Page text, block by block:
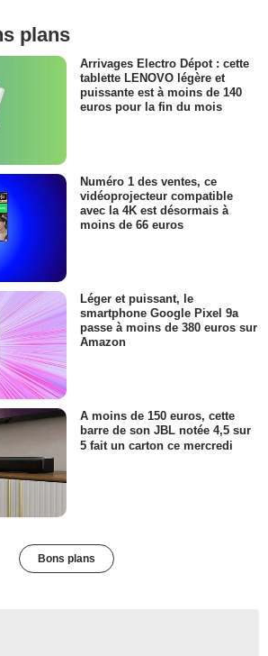
plans
Arrivages Electro Dépot : cette
tablette LENOVO légère et
puissante est à moins de 140
euros pour la fin du mois
Numéro 1 des ventes, ce
vidéoprojecteur compatible
avec la 4K est désormais à
moins de 66 euros
Léger et puissant, le
smartphone Google Pixel 9a
passe à moins de 380 euros sur
Amazon
A moins de 150 euros, cette
barre de son JBL notée 4,5 sur
5 fait un carton ce mercredi
Bons plans